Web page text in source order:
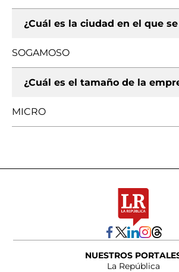
¿Cuál es la ciudad en el que
SOGAMOSO
¿Cuál es el tamaño de la
MICRO
NUESTROS
La República